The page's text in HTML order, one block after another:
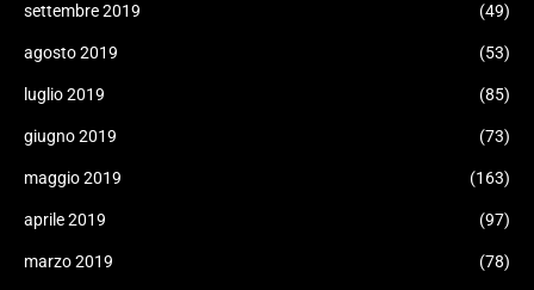
settembre 2019 (49)
agosto 2019 (53)
luglio 2019 (85)
giugno 2019 (73)
maggio 2019 (163)
aprile 2019 (97)
marzo 2019 (78)